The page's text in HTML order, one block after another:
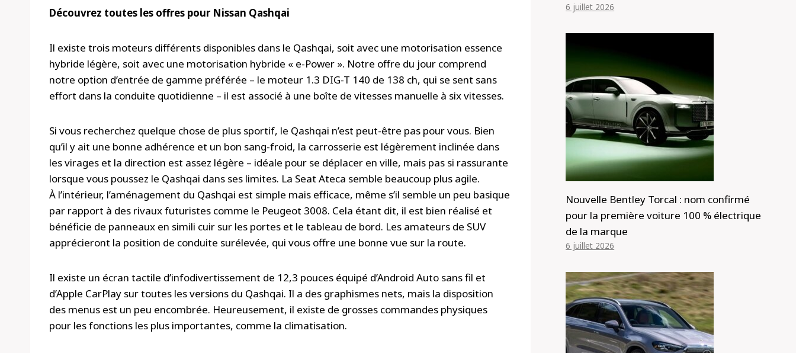
Découvrez toutes les offres pour Nissan Qashqai
Il existe trois moteurs différents disponibles dans le Qashqai, soit avec une motorisation essence
hybride légère, soit avec une motorisation hybride « e-Power ». Notre offre du jour comprend
notre option d’entrée de gamme préférée – le moteur 1.3 DIG-T 140 de 138 ch, qui se sent sans
effort dans la conduite quotidienne – il est associé à une boîte de vitesses manuelle à six vitesses.
Si vous recherchez quelque chose de plus sportif, le Qashqai n’est peut-être pas pour vous. Bien
qu’il y ait une bonne adhérence et un bon sang-froid, la carrosserie est légèrement inclinée dans
les virages et la direction est assez légère – idéale pour se déplacer en ville, mais pas si rassurante
lorsque vous poussez le Qashqai dans ses limites. La Seat Ateca semble beaucoup plus agile.
À l’intérieur, l’aménagement du Qashqai est simple mais efficace, même s’il semble un peu basique
par rapport à des rivaux futuristes comme le Peugeot 3008. Cela étant dit, il est bien réalisé et
bénéficie de panneaux en simili cuir sur les portes et le tableau de bord. Les amateurs de SUV
apprécieront la position de conduite surélevée, qui vous offre une bonne vue sur la route.
Il existe un écran tactile d’infodivertissement de 12,3 pouces équipé d’Android Auto sans fil et
d’Apple CarPlay sur toutes les versions du Qashqai. Il a des graphismes nets, mais la disposition
des menus est un peu encombrée. Heureusement, il existe de grosses commandes physiques
pour les fonctions les plus importantes, comme la climatisation.
6 juillet 2026
Nouvelle Bentley Torcal : nom confirmé
pour la première voiture 100 % électrique
de la marque
6 juillet 2026